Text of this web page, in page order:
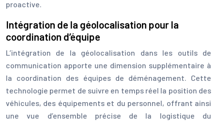
proactive.
Intégration de la géolocalisation pour la
coordination d’équipe
L’intégration de la géolocalisation dans les outils de
communication apporte une dimension supplémentaire à
la coordination des équipes de déménagement. Cette
technologie permet de suivre en temps réel la position des
véhicules, des équipements et du personnel, offrant ainsi
une vue d’ensemble précise de la logistique du